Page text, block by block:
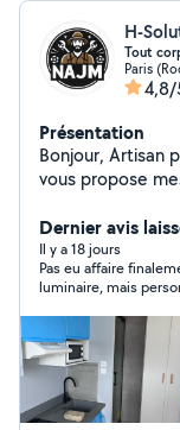
H-
Tout
Paris
4,8/
Présentation
Bonjour, Artisan polyvalent qualifié, sérieux et réactif, je
vous propose
un haut niveau de
installation
dépannage de
et receveurs de
fuite ou panne urgente.
dépannage
réparations, pannes
carrelage &
carrelage, lino,
Dernier avis
Il y a 18 jours
Pas eu affaire
luminaire, mais